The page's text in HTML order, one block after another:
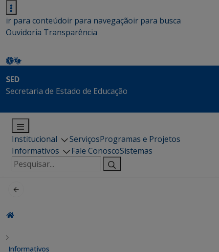
ir para conteúdoir para navegaçãoir para busca
Ouvidoria Transparência
SED
Secretaria de Estado de Educação
Institucional ServiçosProgramas e Projetos
Informativos
Fale ConoscoSistemas
Pesquisar
por:
Informativos